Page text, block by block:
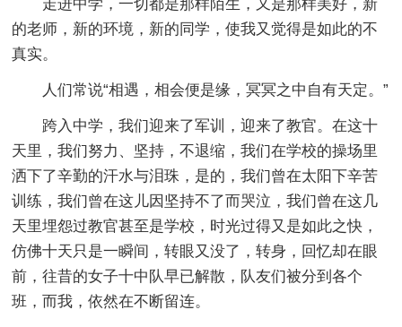
走进中学，一切都是那样陌生，又是那样美好，新
的老师，新的环境，新的同学，使我又觉得是如此的不
真实。
人们常说“相遇，相会便是缘，冥冥之中自有天定。”
跨入中学，我们迎来了军训，迎来了教官。在这十
天里，我们努力、坚持，不退缩，我们在学校的操场里
洒下了辛勤的汗水与泪珠，是的，我们曾在太阳下辛苦
训练，我们曾在这儿因坚持不了而哭泣，我们曾在这几
天里埋怨过教官甚至是学校，时光过得又是如此之快，
仿佛十天只是一瞬间，转眼又没了，转身，回忆却在眼
前，往昔的女子十中队早已解散，队友们被分到各个
班，而我，依然在不断留连。